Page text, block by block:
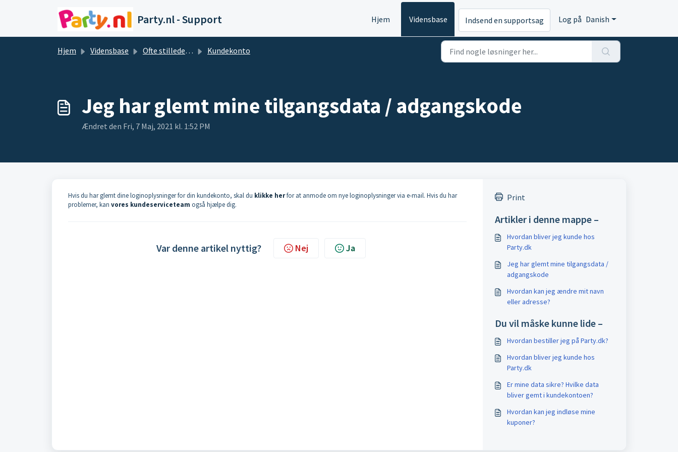
Party.nl - Support Hjem Vidensbase Indsend en supportsag Log på Danish
Hjem Vidensbase Ofte stillede spørgsmål og svar Kundekonto
Jeg har glemt mine tilgangsdata / adgangskode
Ændret den Fri, 7 Maj, 2021 kl. 1:52 PM
Hvis du har glemt dine loginoplysninger for din kundekonto, skal du klikke herfor at anmode om nye loginoplysninger via e-mail. Hvis du har
problemer, kan vores kundeserviceteam også hjælpe dig.
Var denne artikel nyttig? Nej Ja
Print
Artikler i denne mappe –
Hvordan bliver jeg kunde hos
Party.dk
Jeg har glemt mine tilgangsdata /
adgangskode
Hvordan kan jeg ændre mit navn
eller adresse?
Du vil måske kunne lide –
Hvordan bestiller jeg på Party.dk?
Hvordan bliver jeg kunde hos
Party.dk
Er mine data sikre? Hvilke data
bliver gemt i kundekontoen?
Hvordan kan jeg indløse mine
kuponer?